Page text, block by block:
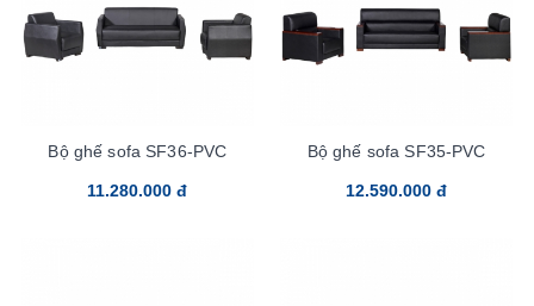
Bộ ghế sofa SF36-PVC
11.280.000 đ
Bộ ghế sofa SF35-PVC
12.590.000 đ